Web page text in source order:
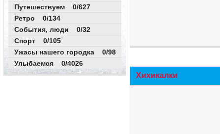
Путешествуем 0/627
Ретро 0/134
События, люди 0/32
Спорт 0/105
Ужасы нашего городка 0/98
Улыбаемся 0/4026
Хихикалки